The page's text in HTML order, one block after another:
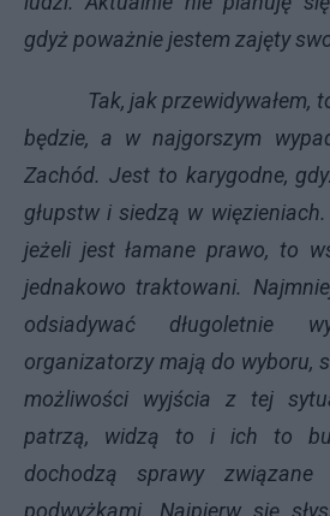
gdyż poważnie jestem zajęty
Tak, jak przewidywałem, to
będzie, a w najgorszym
Zachód. Jest to karygodne,
głupstw i siedzą w
jeżeli jest łamane prawo, to
jednakowo traktowani.
odsiadywać długoletnie
organizatorzy mają do wyboru,
możliwości wyjścia z tej
patrzą, widzą to i ich to
dochodzą sprawy związane
podwyżkami. Najpierw się